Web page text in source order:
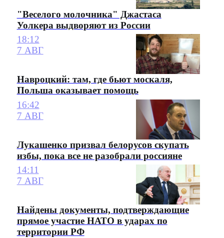
"Веселого молочника" Джастаса
Уолкера выдворяют из России
18:12
7 АВГ
Навроцкий: там, где бьют москаля,
Польша оказывает помощь
16:42
7 АВГ
Лукашенко призвал белорусов скупать
избы, пока все не разобрали россияне
14:11
7 АВГ
Найдены документы, подтверждающие
прямое участие НАТО в ударах по
территории РФ